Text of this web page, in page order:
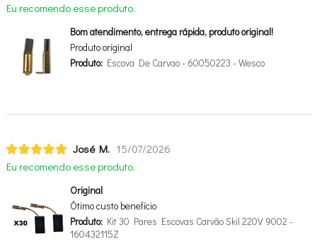
Eu recomendo esse produto.
Bom atendimento, entrega rápida, produto original!
Produto original
Produto:Escova De Carvao - 60050223 - Wesco
José M. 15/07/2026
Eu recomendo esse produto.
Original
Ótimo custo benefício
Produto:Kit 30 Pares Escovas Carvão Skil 220V 9002 -
160432115Z